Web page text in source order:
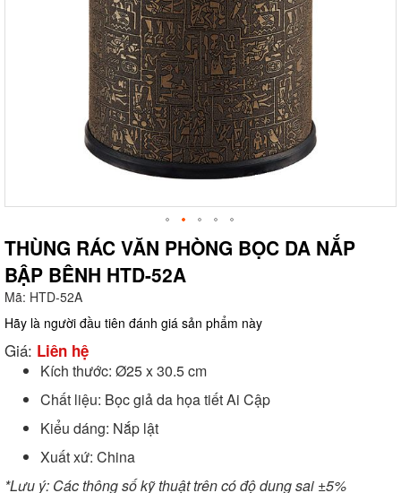
THÙNG RÁC VĂN PHÒNG BỌC DA NẮP
BẬP BÊNH HTD-52A
Mã: HTD-52A
Hãy là người đầu tiên đánh giá sản phẩm này
Giá: Liên hệ
Kích thước: Ø25 x 30.5 cm
Chất liệu: Bọc giả da họa tiết Ai Cập
Kiểu dáng: Nắp lật
Xuất xứ: China
*Lưu ý: Các thông số kỹ thuật trên có độ dung sai ±5%